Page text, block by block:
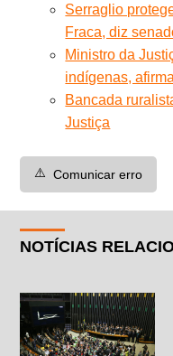
Serraglio
Fraca, diz
Ministro da
indígenas,
Bancada
Justiça
⚠️ Comunicar erro
NOTÍCIAS